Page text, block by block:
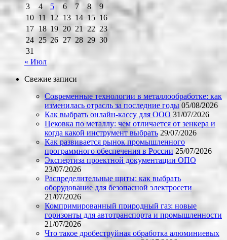
3
4 5 6 7 8
9
10 11 12 13 14 15 16
17 18 19 20 21 22 23
24 25 26 27 28 29 30
31
« Июл
Свежие записи
Современные технологии в металлообработке: как
изменилась отрасль за последние годы 05/08/2026
Как выбрать онлайн-кассу для ООО 31/07/2026
Цековка по металлу: чем отличается от зенкера и
когда какой инструмент выбрать 29/07/2026
Как развивается рынок промышленного
программного обеспечения в России 25/07/2026
Экспертиза проектной документации ОПО
23/07/2026
Распределительные щиты: как выбрать
оборудование для безопасной электросети
21/07/2026
Компримированный природный газ: новые
горизонты для автотранспорта и промышленности
21/07/2026
Что такое дробеструйная обработка алюминиевых